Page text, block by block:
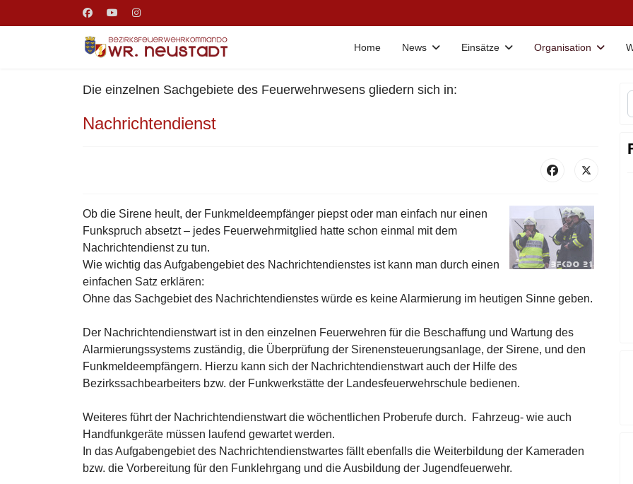
Home News Einsätze Organisation
Die einzelnen Sachgebiete des Feuerwehrwesens gliedern sich in:
Nachrichtendienst
Ob die Sirene heult, der Funkmeldeempfänger piepst oder man einfach nur einen
Funkspruch absetzt – jedes Feuerwehrmitglied hatte schon einmal mit dem
Nachrichtendienst zu tun.
Wie wichtig das Aufgabengebiet des Nachrichtendienstes ist kann man durch einen
einfachen Satz erklären:
Ohne das Sachgebiet des Nachrichtendienstes würde es keine Alarmierung im heutigen Sinne geben.
Der Nachrichtendienstwart ist in den einzelnen Feuerwehren für die Beschaffung und Wartung des
Alarmierungssystems zuständig, die Überprüfung der Sirenensteuerungsanlage, der Sirene, und den
Funkmeldeempfängern. Hierzu kann sich der Nachrichtendienstwart auch der Hilfe des
Bezirkssachbearbeiters bzw. der Funkwerkstätte der Landesfeuerwehrschule bedienen.
Weiteres führt der Nachrichtendienstwart die wöchentlichen Proberufe durch. Fahrzeug- wie auch
Handfunkgeräte müssen laufend gewartet werden.
In das Aufgabengebiet des Nachrichtendienstwartes fällt ebenfalls die Weiterbildung der Kameraden
bzw. die Vorbereitung für den Funklehrgang und die Ausbildung der Jugendfeuerwehr.